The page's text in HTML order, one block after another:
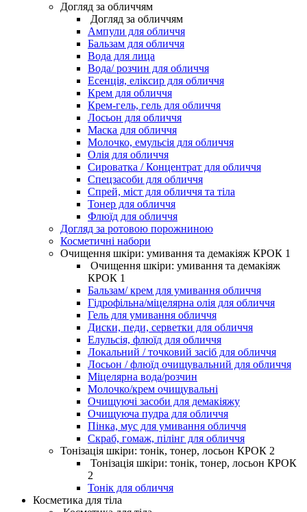
Догляд за обличчям
Догляд за обличчям
Ампули для обличчя
Бальзам для обличчя
Вода для лица
Вода/ розчин для обличчя
Есенція, еліксир для обличчя
Крем для обличчя
Крем-гель, гель для обличчя
Лосьон для обличчя
Маска для обличчя
Молочко, емульсія для обличчя
Олія для обличчя
Сироватка / Концентрат для обличчя
Спецзасоби для обличчя
Спрей, міст для обличчя та тіла
Тонер для обличчя
Флюїд для обличчя
Догляд за ротовою порожниною
Косметичні набори
Очищення шкіри: умивання та демакіяж КРОК 1
Очищення шкіри: умивання та демакіяж
КРОК 1
Бальзам/ крем для умивання обличчя
Гідрофільна/міцелярна олія для обличчя
Гель для умивання обличчя
Диски, педи, серветки для обличчя
Елульсія, флюїд для обличчя
Локальний / точковий засіб для обличчя
Лосьон / флюїд очищувальний для обличчя
Міцелярна вода/розчин
Молочко/крем очищувальні
Очищуючі засоби для демакіяжу
Очищуюча пудра для обличчя
Пінка, мус для умивання обличчя
Скраб, гомаж, пілінг для обличчя
Тонізація шкіри: тонік, тонер, лосьон КРОК 2
Тонізація шкіри: тонік, тонер, лосьон КРОК
2
Тонік для обличчя
Косметика для тіла